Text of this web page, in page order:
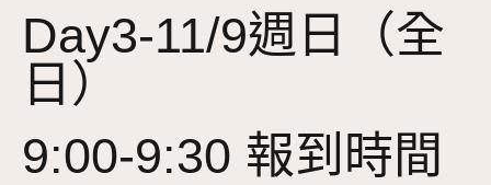
Day3-11/9週日（全
日）
9:00-9:30 報到時間